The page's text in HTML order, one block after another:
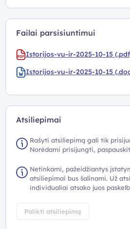
Failai parsisiuntimui
Istorijos-vu-ir-2025-10-15
Istorijos-vu-ir-2025-10-15
Atsiliepimai
Rašyti atsiliepimą gali tik
Norėdami prisijungti,
Netinkami, pažeidžiantys
atsiliepimai bus šalinami. Už
individualiai atsako juos
Palikti atsiliepimą